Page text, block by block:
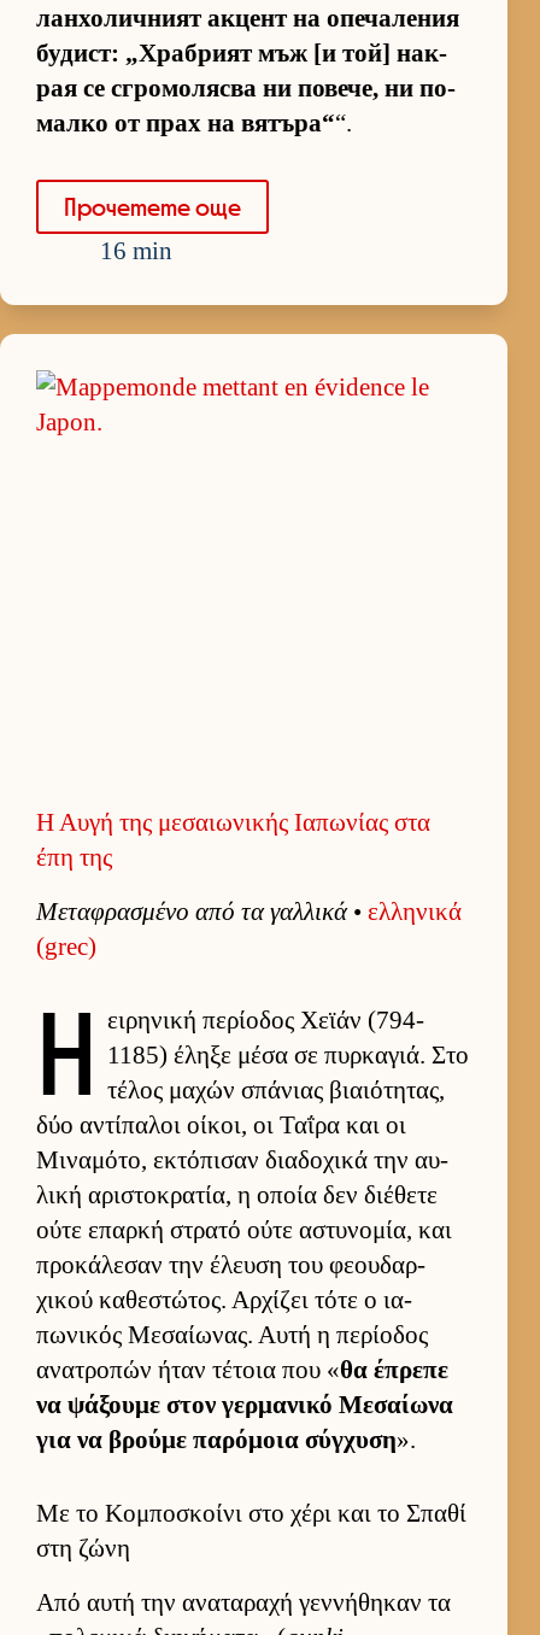
лан­хо­лич­ният ак­цент на опе­ча­ле­ния
бу­дист: „Храб­рият мъж [и той] нак­
рая се сгро­мо­лясва ни по­ве­че, ни по-
малко от прах на вя­тъ­ра““.
Про­че­тете още
16 min
Η Αυγή της μεσαιωνικής Ιαπωνίας στα
έπη της
Μεταφρασμένο από τα γαλ­λικά• ελ­ληνικά
(grec)
Η ει­ρηνική περίοδος Χεϊάν (794-
1185) έληξε μέσα σε πυρ­καγιά. Στο
τέλος μαχών σπάνιας βιαιότητας,
δύο αντίπαλοι οί­κοι, οι Ταΐρα και οι
Μιναμότο, εκτόπισαν δια­δοχικά την αυ­
λική αριστοκρατία, η οποία δεν διέθετε
ούτε επαρκή στρατό ούτε αστυνομία, και
προκάλεσαν την έλευση του φεου­δαρ­
χικού καθεστώτος. Αρ­χίζει τότε ο ια­
πωνικός Μεσαί­ωνας. Αυτή η περίοδος
ανατροπών ήταν τέτοια που «θα έπρεπε
να ψάξουμε στον γερ­μανικό Μεσαί­ωνα
για να βρούμε παρόμοια σύγ­χυση».
Με το Κομποσκοίνι στο χέρι και το Σπαθί
στη ζώνη
Από αυτή την αναταραχή γεν­νήθηκαν τα